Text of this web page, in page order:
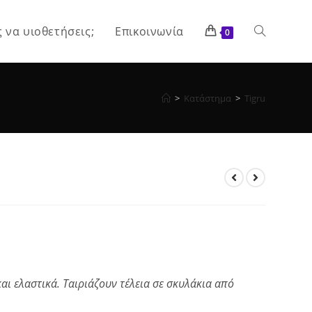
να υιοθετήσεις; Επικοινωνία 0 Toggle
> Κατάστημα > Tigru
ελαστικά. Ταιριάζουν τέλεια σε σκυλάκια από